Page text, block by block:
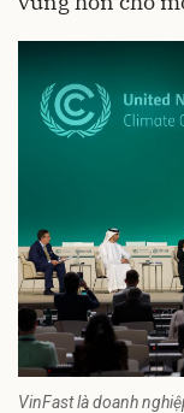
VinFast là doanh